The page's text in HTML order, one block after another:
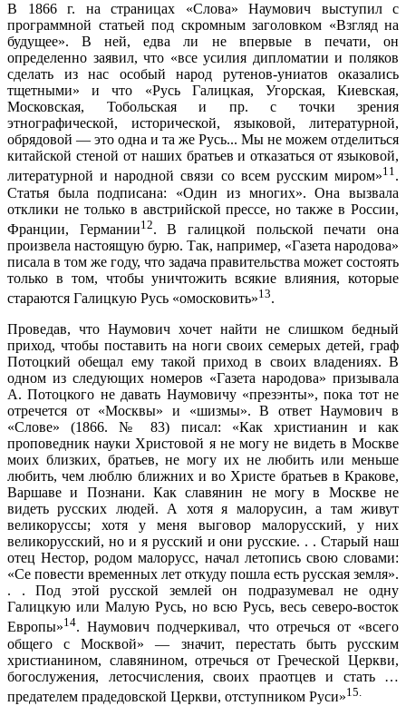
В 1866 г. на страницах «Слова» Наумович выступил с
программной статьей под скромным заголовком «Взгляд на
будущее». В ней, едва ли не впервые в печати, он
определенно заявил, что «все усилия дипломатии и поляков
сделать из нас особый народ рутенов-униатов оказались
тщетными» и что «Русь Галицкая, Угорская, Киевская,
Московская, Тобольская и пр. с точки зрения
этнографической, исторической, языковой, литературной,
обрядовой — это одна и та же Русь... Мы не можем отделиться
китайской стеной от наших братьев и отказаться от языковой,
литературной и народной связи со всем русским миром»11.
Статья была подписана: «Один из многих». Она вызвала
отклики не только в австрийской прессе, но также в России,
Франции, Германии12. В галицкой польской печати она
произвела настоящую бурю. Так, например, «Газета народова»
писала в том же году, что задача правительства может состоять
только в том, чтобы уничтожить всякие влияния, которые
стараются Галицкую Русь «омосковить»13.
Проведав, что Наумович хочет найти не слишком бедный
приход, чтобы поставить на ноги своих семерых детей, граф
Потоцкий обещал ему такой приход в своих владениях. В
одном из следующих номеров «Газета народова» призывала
А. Потоцкого не давать Наумовичу «презэнты», пока тот не
отречется от «Москвы» и «шизмы». В ответ Наумович в
«Слове» (1866. № 83) писал: «Как христианин и как
проповедник науки Христовой я не могу не видеть в Москве
моих близких, братьев, не могу их не любить или меньше
любить, чем люблю ближних и во Христе братьев в Кракове,
Варшаве и Познани. Как славянин не могу в Москве не
видеть русских людей. А хотя я малорусин, а там живут
великоруссы; хотя у меня выговор малорусский, у них
великорусский, но и я русский и они русские. . . Старый наш
отец Нестор, родом малорусс, начал летопись свою словами:
«Се повести временных лет откуду пошла есть русская земля».
. . Под этой русской землей он подразумевал не одну
Галицкую или Малую Русь, но всю Русь, весь северо-восток
Европы»14. Наумович подчеркивал, что отречься от «всего
общего с Москвой» — значит, перестать быть русским
христианином, славянином, отречься от Греческой Церкви,
богослужения, летосчисления, своих праотцев и стать …
предателем прадедовской Церкви, отступником Руси»15.